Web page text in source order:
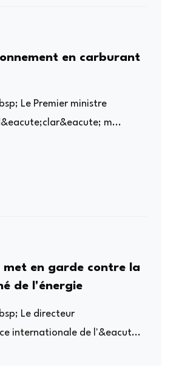
en carburant
Le Premier ministre
m...
met en garde contre la
de l'énergie
Le directeur
internationale de l'&eacut...